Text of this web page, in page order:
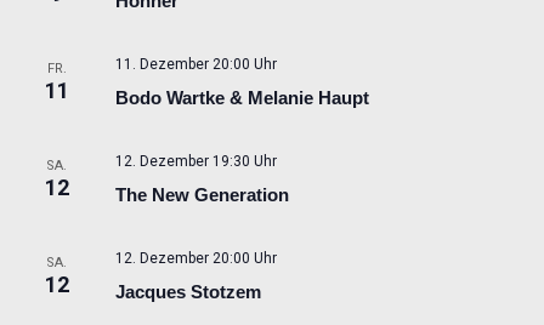
FR.
11 Bodo Wartke & Melanie Haupt
11. Dezember 20:00 Uhr
SA.
12 The New Generation
12. Dezember 19:30 Uhr
SA.
12 Jacques Stotzem
12. Dezember 20:00 Uhr